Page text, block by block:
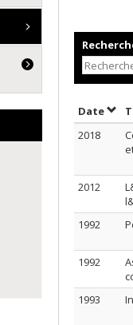
Date
2018
2012
1992
1992
1993